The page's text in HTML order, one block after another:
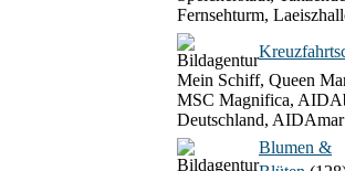
Fernsehturm,
Mein Schiff, Queen
MSC Magnifica,
Deutschland, AIDAmar
Blumen &